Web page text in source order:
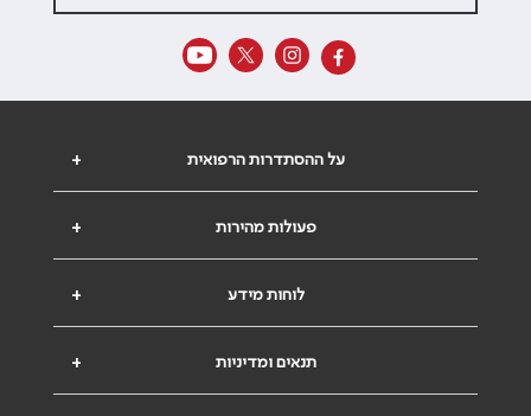
+ על ההסתדרות הרפואית
+ פעולות מהירות
+ לוחות מידע
+ תנאים ומדיניות